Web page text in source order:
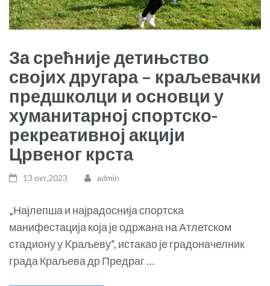
За срећније детињство
својих другара – краљевачки
предшколци и основци у
хуманитарној спортско-
рекреативној акцији
Црвеног крста
13 окт,2023 admin
„Најлепша и најрадоснија спортска
манифестација која је одржана на Атлетском
стадиону у Kраљеву“, истакао је градоначелник
града Краљева др Предраг …